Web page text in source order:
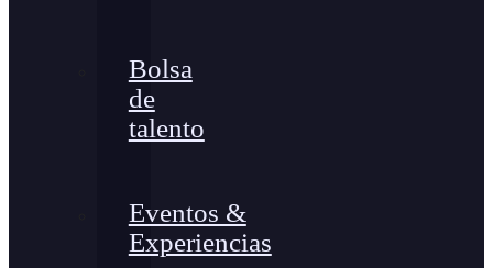
Bolsa
de
talento
Eventos &
Experiencias